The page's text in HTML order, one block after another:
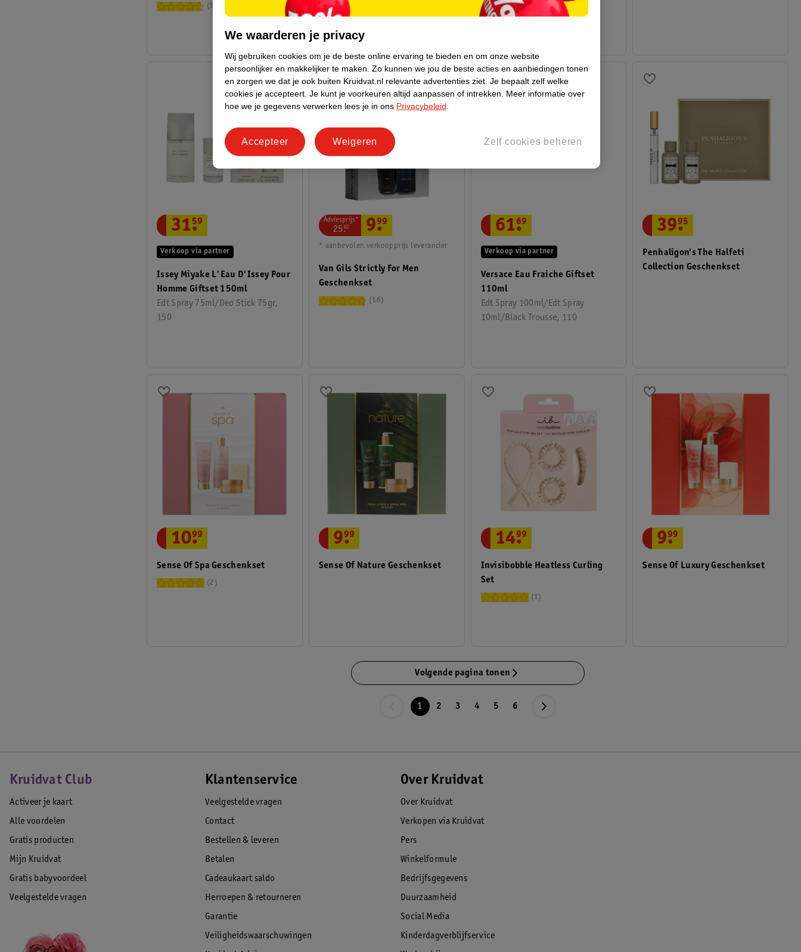
5
Issey Miyake L'Eau D'Issey Pour
Homme Giftset 150ml
Edt Spray 75ml/Deo Stick 75gr,
150
Verkoop via partner
31.
59
Van Gils Strictly For Men
Geschenkset
Adviesprijs*
25.
90 9.
99
* aanbevolen verkoopprijs leverancier
16
Versace Eau Fraiche Giftset
110ml
Edt Spray 100ml/Edt Spray
10ml/Black Trousse, 110
Verkoop via partner
61.
69
Penhaligon's The Halfeti
Collection Geschenkset
39.
95
Sense Of Spa Geschenkset
10.
99
2
Sense Of Nature Geschenkset
9.
99
Invisibobble Heatless Curling
Set
14.
99
1
Sense Of Luxury Geschenkset
9.
99
Volgende pagina tonen
1 2 3 4 5 6
Kruidvat Club
Activeer je kaart
Alle voordelen
Gratis producten
Mijn Kruidvat
Gratis babyvoordeel
Veelgestelde vragen
Klantenservice
Veelgestelde vragen
Contact
Bestellen & leveren
Betalen
Cadeaukaart saldo
Herroepen & retourneren
Garantie
Veiligheidswaarschuwingen
Over Kruidvat
Over Kruidvat
Verkopen via Kruidvat
Pers
Winkelformule
Bedrijfsgegevens
Duurzaamheid
Social Media
Kinderdagverblijfservice
We waarderen je privacy
Wij gebruiken cookies om je de beste online ervaring te bieden en om onze website
persoonlijker en makkelijker te maken. Zo kunnen we jou de beste acties en aanbiedingen tonen
en zorgen we dat je ook buiten Kruidvat.nl relevante advertenties ziet. Je bepaalt zelf welke
cookies je accepteert. Je kunt je voorkeuren altijd aanpassen of intrekken.
Meer informatie over
hoe we je gegevens verwerken lees je in ons Privacybeleid
Zelf cookies beheren
Weigeren
Accepteer